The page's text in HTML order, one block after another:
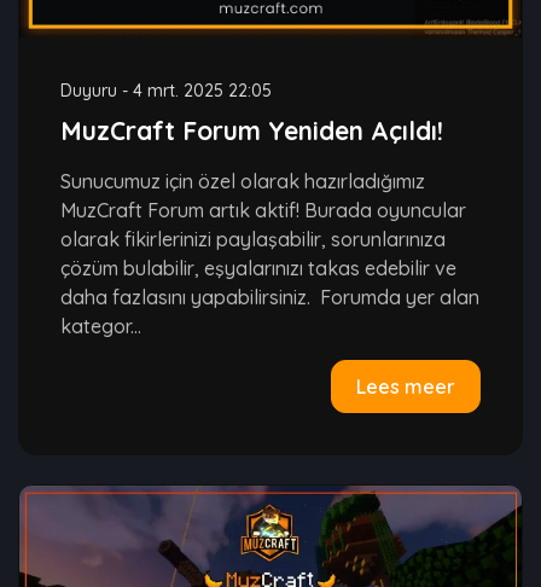
Duyuru - 4 mrt. 2025 22:05
MuzCraft Forum Yeniden Açıldı!
Sunucumuz için özel olarak hazırladığımız
MuzCraft Forum artık aktif! Burada oyuncular
olarak fikirlerinizi paylaşabilir, sorunlarınıza
çözüm bulabilir, eşyalarınızı takas edebilir ve
daha fazlasını yapabilirsiniz. Forumda yer alan
kategor...
Lees meer